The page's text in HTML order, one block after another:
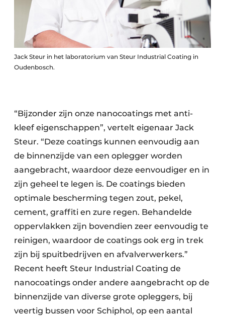
Jack Steur in het laboratorium van Steur Industrial Coating in
Oudenbosch.
“Bijzonder zijn onze nanocoatings met anti-
kleef eigenschappen”, vertelt eigenaar Jack
Steur. “Deze coatings kunnen eenvoudig aan
de binnenzijde van een oplegger worden
aangebracht, waardoor deze eenvoudiger en in
zijn geheel te legen is. De coatings bieden
optimale bescherming tegen zout, pekel,
cement, graffiti en zure regen. Behandelde
oppervlakken zijn bovendien zeer eenvoudig te
reinigen, waardoor de coatings ook erg in trek
zijn bij spuitbedrijven en afvalverwerkers.”
Recent heeft Steur Industrial Coating de
nanocoatings onder andere aangebracht op de
binnenzijde van diverse grote opleggers, bij
veertig bussen voor Schiphol, op een aantal